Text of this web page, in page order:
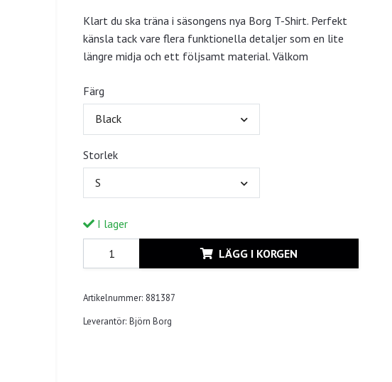
Klart du ska träna i säsongens nya Borg T-Shirt. Perfekt
känsla tack vare flera funktionella detaljer som en lite
längre midja och ett följsamt material. Välkom
Färg
Black
Storlek
S
I lager
LÄGG I KORGEN
Artikelnummer: 881387
Leverantör: Björn Borg